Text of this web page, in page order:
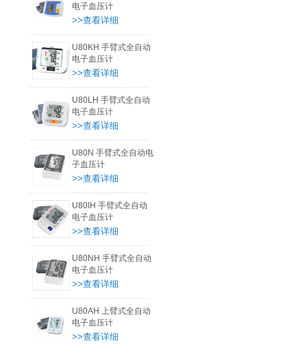
电子血压计
>>查看详细
U80KH 手臂式全自动
电子血压计
>>查看详细
U80LH 手臂式全自动
电子血压计
>>查看详细
U80N 手臂式全自动电
子血压计
>>查看详细
U80IH 手臂式全自动
电子血压计
>>查看详细
U80NH 手臂式全自动
电子血压计
>>查看详细
U80AH 上臂式全自动
电子血压计
>>查看详细